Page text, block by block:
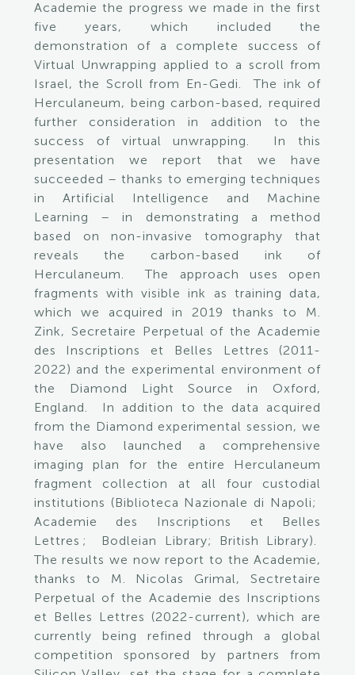
Academie the progress we made in the first
five years, which included the
demonstration of a complete success of
Virtual Unwrapping applied to a scroll from
Israel, the Scroll from En-Gedi. The ink of
Herculaneum, being carbon-based, required
further consideration in addition to the
success of virtual unwrapping. In this
presentation we report that we have
succeeded – thanks to emerging techniques
in Artificial Intelligence and Machine
Learning – in demonstrating a method
based on non-invasive tomography that
reveals the carbon-based ink of
Herculaneum. The approach uses open
fragments with visible ink as training data,
which we acquired in 2019 thanks to M.
Zink, Secretaire Perpetual of the Academie
des Inscriptions et Belles Lettres (2011-
2022) and the experimental environment of
the Diamond Light Source in Oxford,
England. In addition to the data acquired
from the Diamond experimental session, we
have also launched a comprehensive
imaging plan for the entire Herculaneum
fragment collection at all four custodial
institutions (Biblioteca Nazionale di Napoli;
Academie des Inscriptions et Belles
Lettres ; Bodleian Library; British Library).
The results we now report to the Academie,
thanks to M. Nicolas Grimal, Sectretaire
Perpetual of the Academie des Inscriptions
et Belles Lettres (2022-current), which are
currently being refined through a global
competition sponsored by partners from